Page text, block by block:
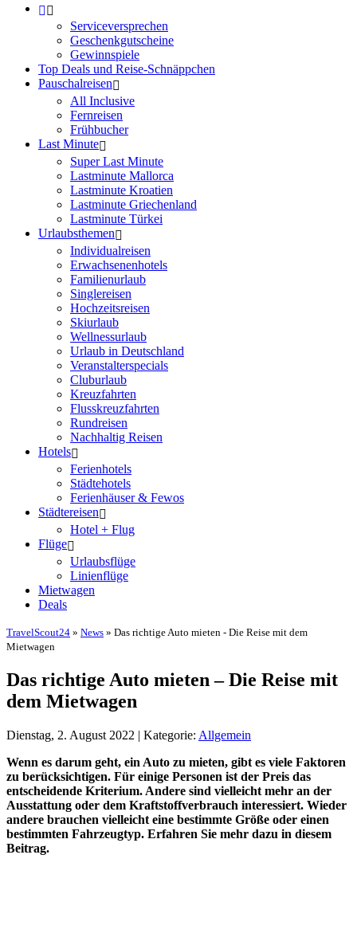
Serviceversprechen
Geschenkgutscheine
Gewinnspiele
Top Deals und Reise-Schnäppchen
Pauschalreisen
All Inclusive
Fernreisen
Frühbucher
Last Minute
Super Last Minute
Lastminute Mallorca
Lastminute Kroatien
Lastminute Griechenland
Lastminute Türkei
Urlaubsthemen
Individualreisen
Erwachsenenhotels
Familienurlaub
Singlereisen
Hochzeitsreisen
Skiurlaub
Wellnessurlaub
Urlaub in Deutschland
Veranstalterspecials
Cluburlaub
Kreuzfahrten
Flusskreuzfahrten
Rundreisen
Nachhaltig Reisen
Hotels
Ferienhotels
Städtehotels
Ferienhäuser & Fewos
Städtereisen
Hotel + Flug
Flüge
Urlaubsflüge
Linienflüge
Mietwagen
Deals
TravelScout24 » News » Das richtige Auto mieten - Die Reise mit dem
Mietwagen
Das richtige Auto mieten – Die Reise mit
dem Mietwagen
Dienstag, 2. August 2022 | Kategorie: Allgemein
Wenn es darum geht, ein Auto zu mieten, gibt es viele Faktoren
zu berücksichtigen. Für einige Personen ist der Preis das
entscheidende Kriterium. Andere sind vielleicht mehr an der
Ausstattung oder dem Kraftstoffverbrauch interessiert. Wieder
andere brauchen vielleicht eine bestimmte Größe oder einen
bestimmten Fahrzeugtyp. Erfahren Sie mehr dazu in diesem
Beitrag.